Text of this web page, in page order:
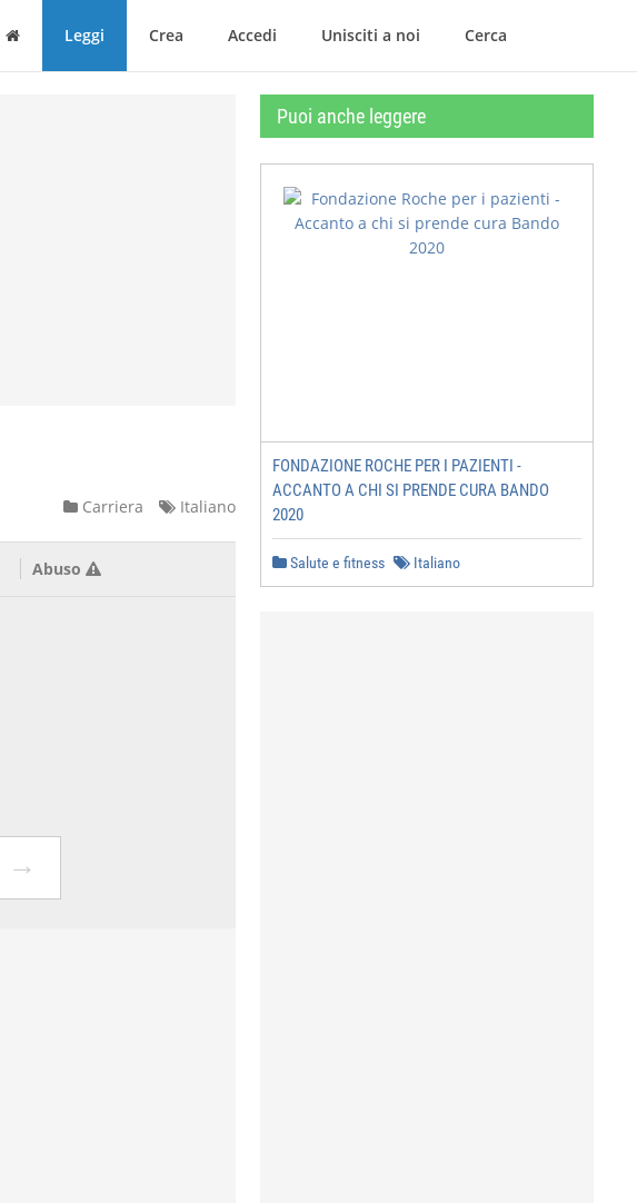
Home Leggi Crea Accedi Unisciti a noi Cerca
Carriera Italiano
Abuso
→
Puoi anche leggere
FONDAZIONE ROCHE PER I PAZIENTI -
ACCANTO A CHI SI PRENDE CURA BANDO
2020
Salute e fitness Italiano